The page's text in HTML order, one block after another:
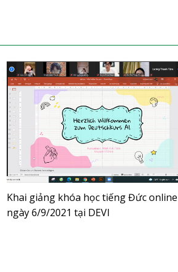
Khai giảng khóa học tiếng Đức online
ngày 6/9/2021 tại DEVI